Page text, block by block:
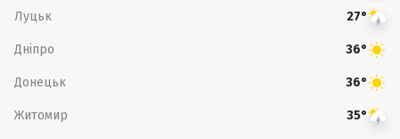
Луцьк 27°
Дніпро 36°
Донецьк 36°
Житомир 35°